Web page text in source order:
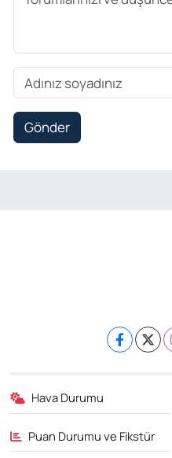
Gönder
Hava Durumu
Puan Durumu ve Fikstür